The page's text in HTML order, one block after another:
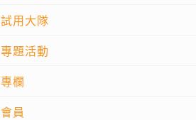
試用大隊
專題活動
專欄
會員